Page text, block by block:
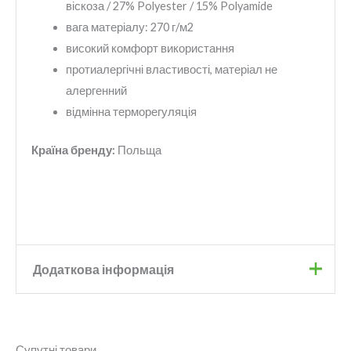
віскоза / 27% Polyester / 15% Polyamide
вага матеріалу: 270 г/м2
високий комфорт використання
протиалергічні властивості, матеріал не
алергенний
відмінна терморегуляція
Країна бренду: Польща
Додаткова інформація